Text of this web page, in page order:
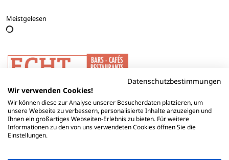
Meistgelesen
Datenschutzbestimmungen
Wir verwenden Cookies!
Wir können diese zur Analyse unserer Besucherdaten platzieren, um
unsere Webseite zu verbessern, personalisierte Inhalte anzuzeigen und
Ihnen ein großartiges Webseiten-Erlebnis zu bieten. Für weitere
Informationen zu den von uns verwendeten Cookies öffnen Sie die
Einstellungen.